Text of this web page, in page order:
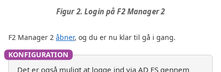
Figur 2. Login på F2 Manager 2
F2 Manager 2 åbner, og du er nu klar til gå i gang.
Det er også muligt at logge ind via AD FS gennem